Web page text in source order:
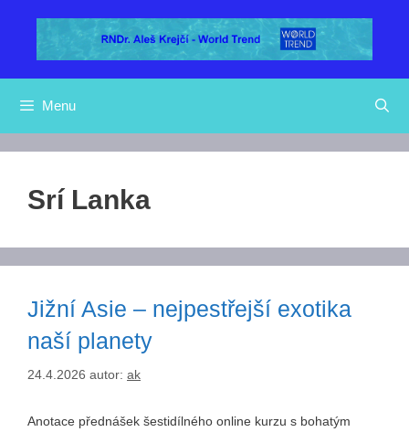
Menu
Srí Lanka
Jižní Asie – nejpestřejší exotika
naší planety
24.4.2026 autor: ak
Anotace přednášek šestidílného online kurzu s bohatým